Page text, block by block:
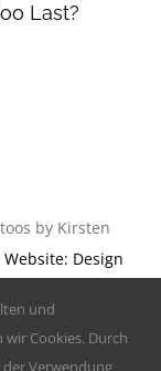
Last?
by Kirsten
Website: Design
und
Cookies. Durch
Verwendung